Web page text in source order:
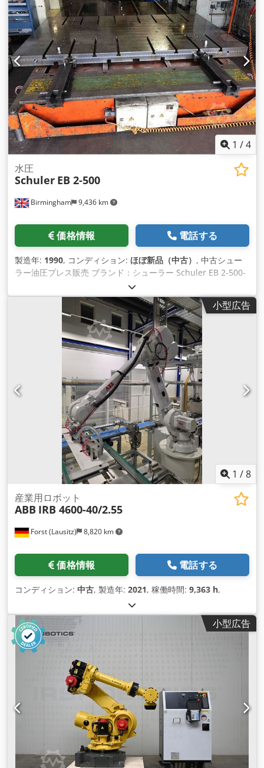
1 /4
Birmingham 9,436 km
水圧
Schuler EB 2-500
価格情報 電話する
製造年: 1990, コンディション: ほぼ新品（中古） , 中古シュー
ラー油圧プレス販売 ブランド：シューラー Schuler EB 2-500-
2,75-0,85 Hフレーム油圧プレス 容量（トン）：500トン テー
ブル寸法（xy/mm）：3000 × 1800 コンソール寸法mm：3000
× 1800 ストローク（x/mm）：12-24方向から毎分850ストロ
ーク Siemens S7 新しい油圧プレスの販売 Crodpfehcnxrex
小型広告
1 /8
Forst (Lausitz) 8,820 km
産業用ロボット
ABB IRB 4600-40/2.55
価格情報 電話する
コンディション: 中古, 製造年: 2021, 稼働時間: 9,363 h,
小型広告